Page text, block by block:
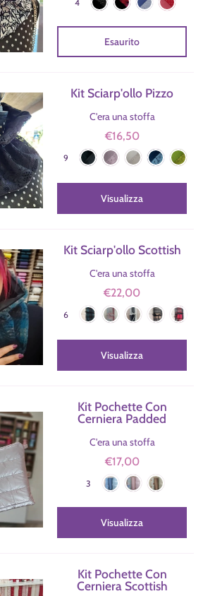
4
Esaurito
Kit Sciarp'ollo Pizzo
C'era una stoffa
€16,50
Colore
9
Cipria
Bordeaux-Velluto
ArancioneArancione-Velluto
Fuxia-Nero
Visualizza
Kit Sciarp'ollo Scottish
C'era una stoffa
€22,00
Colore
6
Rosa
Bordeaux
Visualizza
Kit Pochette Con
Cerniera Padded
C'era una stoffa
€17,00
Colore
3
Visualizza
Kit Pochette Con
Cerniera Scottish